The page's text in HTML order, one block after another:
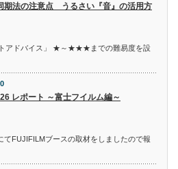
期法の注意点 うるさい『音』の活用方
トアドバイス」 ★～★★★までの難易度を設
レポート ～富士フイルム編～
てFUJIFILMブースの取材をしましたので報